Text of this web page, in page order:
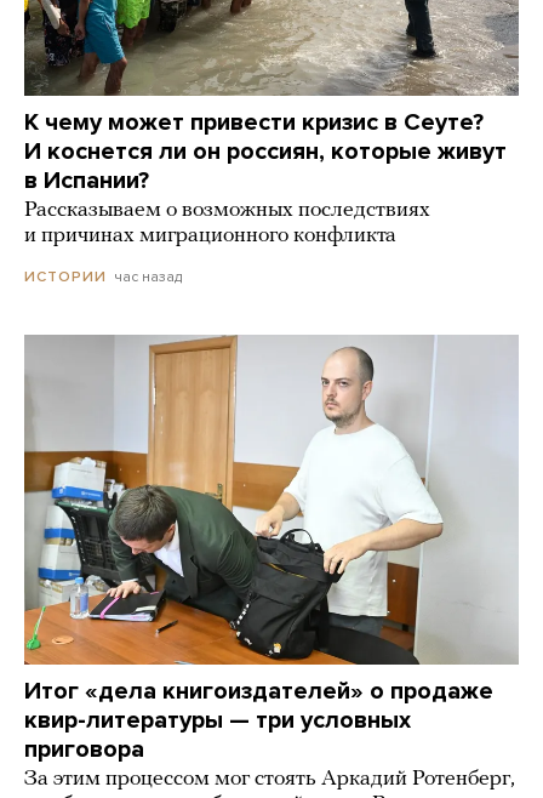
К чему может привести кризис в Сеуте?
И коснется ли он россиян, которые живут
в Испании?
Рассказываем о возможных последствиях
и причинах миграционного конфликта
ИСТОРИИ час назад
Итог «дела книгоиздателей» о продаже
квир-литературы — три условных
приговора
За этим процессом мог стоять Аркадий Ротенберг,